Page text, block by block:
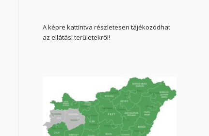
A képre kattintva részletesen tájékozódhat
az ellátási területekről!